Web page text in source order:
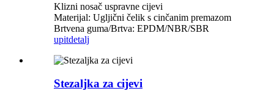
Klizni nosač uspravne cijevi
Materijal: Ugljični čelik s cinčanim premazom
Brtvena guma/Brtva: EPDM/NBR/SBR
upitdetalj
Stezaljka za cijevi